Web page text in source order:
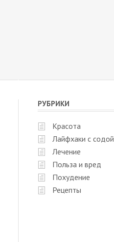
РУБРИКИ
Красота
Лайфхаки с содой
Лечение
Польза и вред
Похудение
Рецепты